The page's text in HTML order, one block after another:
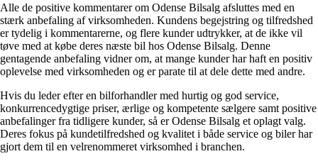
Alle de positive kommentarer om Odense Bilsalg afsluttes med en
stærk anbefaling af virksomheden. Kundens begejstring og tilfredshed
er tydelig i kommentarerne, og flere kunder udtrykker, at de ikke vil
tøve med at købe deres næste bil hos Odense Bilsalg. Denne
gentagende anbefaling vidner om, at mange kunder har haft en positiv
oplevelse med virksomheden og er parate til at dele dette med andre.
Hvis du leder efter en bilforhandler med hurtig og god service,
konkurrencedygtige priser, ærlige og kompetente sælgere samt positive
anbefalinger fra tidligere kunder, så er Odense Bilsalg et oplagt valg.
Deres fokus på kundetilfredshed og kvalitet i både service og biler har
gjort dem til en velrenommeret virksomhed i branchen.